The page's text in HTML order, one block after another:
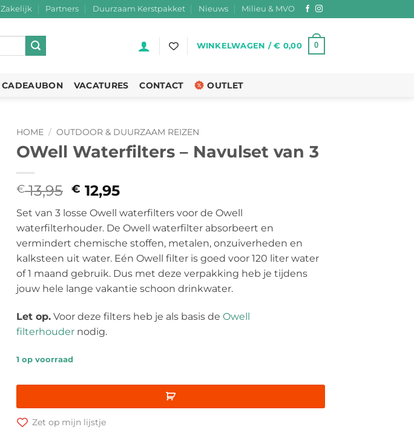
Zakelijk Partners Duurzaam Kerstpakket Nieuws Milieu & MVO
WINKELWAGEN /€ 0,00 0
CADEAUBON VACATURES CONTACT OUTLET
HOME / OUTDOOR & DUURZAAM REIZEN
OWell Waterfilters – Navulset van 3
€13,95 Oorspronkelijke
prijs
was:
€ 13,95.
€ 12,95
prijs
is:
€ 12,95.
Set van 3 losse Owell waterfilters voor de Owell
waterfilterhouder. De Owell waterfilter absorbeert en
vermindert chemische stoffen, metalen, onzuiverheden en
kalksteen uit water. Eén Owell filter is goed voor 120 liter water
of 1 maand gebruik. Dus met deze verpakking heb je tijdens
jouw hele lange vakantie schoon drinkwater.
Let op. Voor deze filters heb je als basis de Owell
filterhouder nodig.
1 op voorraad
Zet op mijn lijstje